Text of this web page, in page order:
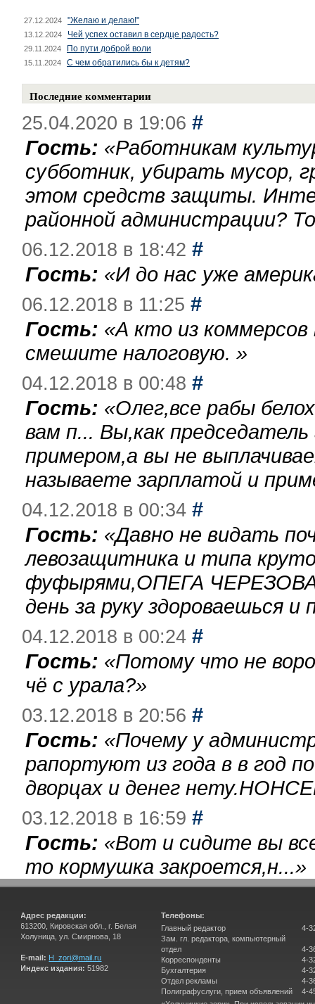
27.12.2024 "Желаю и делаю!"
13.12.2024 Чей успех оставил в сердце радость?
29.11.2024 По пути доброй воли
15.11.2024 С чем обратились бы к детям?
Последние комментарии
25.04.2020 в 19:06 #
Гость: «Работникам
субботник, убирать мусор,
этом средств защиты.
районной администрации?
06.12.2018 в 18:42 #
Гость: «И до нас уже
06.12.2018 в 11:25 #
Гость: «А кто из
смешите налоговую. »
04.12.2018 в 00:48 #
Гость: «Олег,все рабы
вам п... Вы,как
примером,а вы не
называете зарплатой и
04.12.2018 в 00:34 #
Гость: «Давно не видать
левозащитника и типа
фуфырями,ОПЕГА
день за руку здороваешься
04.12.2018 в 00:24 #
Гость: «Потому что не
чё с урала?»
03.12.2018 в 20:56 #
Гость: «Почему у
рапортуют из года в в год
дворцах и денег
03.12.2018 в 16:59 #
Гость: «Вот и сидите вы
то кормушка закроется,н...»
Адрес редакции:
613200, Кировская обл., г. Белая
Холуница, ул. Смирнова, 18
E-mail: H_zori@mail.ru
Индекс издания: 51982
Телефоны:
Главный редактор
Зам. гл. редактора, компьютерный
отдел
Корреспонденты
Бухгалтерия
Отдел рекламы
Полиграфуслуги, прием объявлений
4-
4-
4-
4-
4-
4-